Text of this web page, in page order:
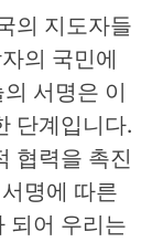
의 지도자들
의 국민에
서명은 이
단계입니다.
협력을 촉진
명에 따른
되어 우리는